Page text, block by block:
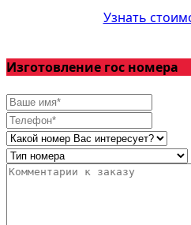
Узнать
Изготовление гос номера